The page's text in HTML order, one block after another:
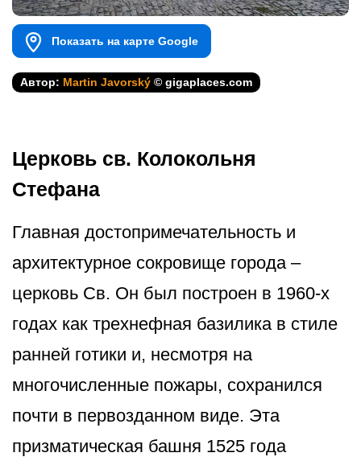
Показать на карте Google
Автор: Martin Javorský © gigaplaces.com
Церковь св. Колокольня
Стефана
Главная достопримечат­ельность и
архитектурное сокровище города –
церковь Св. Он был построен в 1960-х
годах как трехнефная базилика в стиле
ранней готики и, несмотря на
многочисленные пожары, сохранился
почти в первозданном виде. Эта
призматическая башня 1525 года